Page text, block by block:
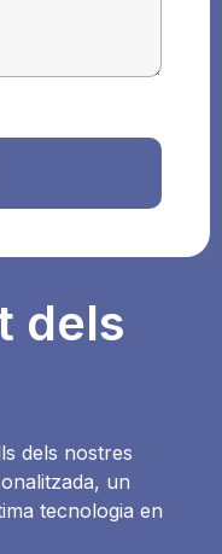
dels
dels nostres
un
tecnologia en